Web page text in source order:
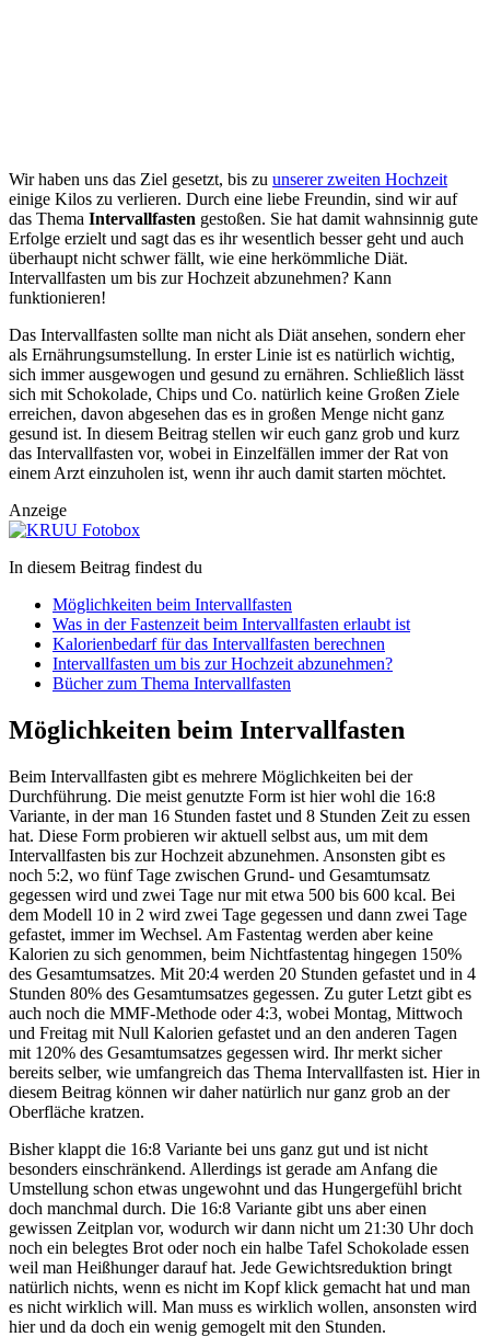
Wir haben uns das Ziel gesetzt, bis zu unserer zweiten Hochzeit
einige Kilos zu verlieren. Durch eine liebe Freundin, sind wir auf
das Thema Intervallfasten gestoßen. Sie hat damit wahnsinnig gute
Erfolge erzielt und sagt das es ihr wesentlich besser geht und auch
überhaupt nicht schwer fällt, wie eine herkömmliche Diät.
Intervallfasten um bis zur Hochzeit abzunehmen? Kann
funktionieren!
Das Intervallfasten sollte man nicht als Diät ansehen, sondern eher
als Ernährungsumstellung. In erster Linie ist es natürlich wichtig,
sich immer ausgewogen und gesund zu ernähren. Schließlich lässt
sich mit Schokolade, Chips und Co. natürlich keine Großen Ziele
erreichen, davon abgesehen das es in großen Menge nicht ganz
gesund ist. In diesem Beitrag stellen wir euch ganz grob und kurz
das Intervallfasten vor, wobei in Einzelfällen immer der Rat von
einem Arzt einzuholen ist, wenn ihr auch damit starten möchtet.
Anzeige
In diesem Beitrag findest du
Möglichkeiten beim Intervallfasten
Was in der Fastenzeit beim Intervallfasten erlaubt ist
Kalorienbedarf für das Intervallfasten berechnen
Intervallfasten um bis zur Hochzeit abzunehmen?
Bücher zum Thema Intervallfasten
Möglichkeiten beim Intervallfasten
Beim Intervallfasten gibt es mehrere Möglichkeiten bei der
Durchführung. Die meist genutzte Form ist hier wohl die 16:8
Variante, in der man 16 Stunden fastet und 8 Stunden Zeit zu essen
hat. Diese Form probieren wir aktuell selbst aus, um mit dem
Intervallfasten bis zur Hochzeit abzunehmen. Ansonsten gibt es
noch 5:2, wo fünf Tage zwischen Grund- und Gesamtumsatz
gegessen wird und zwei Tage nur mit etwa 500 bis 600 kcal. Bei
dem Modell 10 in 2 wird zwei Tage gegessen und dann zwei Tage
gefastet, immer im Wechsel. Am Fastentag werden aber keine
Kalorien zu sich genommen, beim Nichtfastentag hingegen 150%
des Gesamtumsatzes. Mit 20:4 werden 20 Stunden gefastet und in 4
Stunden 80% des Gesamtumsatzes gegessen. Zu guter Letzt gibt es
auch noch die MMF-Methode oder 4:3, wobei Montag, Mittwoch
und Freitag mit Null Kalorien gefastet und an den anderen Tagen
mit 120% des Gesamtumsatzes gegessen wird. Ihr merkt sicher
bereits selber, wie umfangreich das Thema Intervallfasten ist. Hier in
diesem Beitrag können wir daher natürlich nur ganz grob an der
Oberfläche kratzen.
Bisher klappt die 16:8 Variante bei uns ganz gut und ist nicht
besonders einschränkend. Allerdings ist gerade am Anfang die
Umstellung schon etwas ungewohnt und das Hungergefühl bricht
doch manchmal durch. Die 16:8 Variante gibt uns aber einen
gewissen Zeitplan vor, wodurch wir dann nicht um 21:30 Uhr doch
noch ein belegtes Brot oder noch ein halbe Tafel Schokolade essen
weil man Heißhunger darauf hat. Jede Gewichtsreduktion bringt
natürlich nichts, wenn es nicht im Kopf klick gemacht hat und man
es nicht wirklich will. Man muss es wirklich wollen, ansonsten wird
hier und da doch ein wenig gemogelt mit den Stunden.